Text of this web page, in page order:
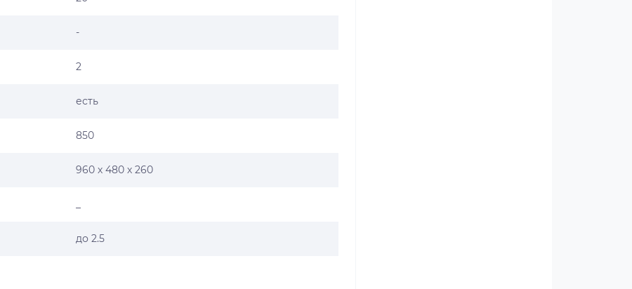
-
2
есть
850
960 х 480 х 260
до 2.5